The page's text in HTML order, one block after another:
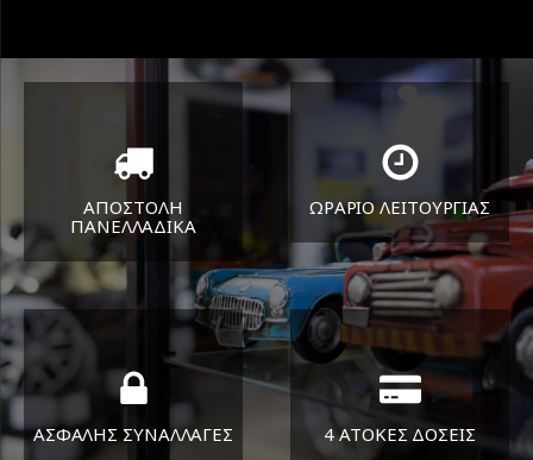
ΑΠΟΣΤΟΛΗ
ΠΑΝΕΛΛΑΔΙΚA
Όπου και αν είστε θα σας
στείλουμε τα ελαστικά σας
ΩΡΑΡΙΟ ΛΕΙΤΟΥΡΓΙΑΣ
ΔΕΥ-ΠΑΡ 8:30-17:30
ΣΑΒ 8:30-13:30
ΑΣΦΑΛΗΣ ΣΥΝΑΛΛΑΓΕΣ 4 ΑΤΟΚΕΣ ΔΟΣΕΙΣ